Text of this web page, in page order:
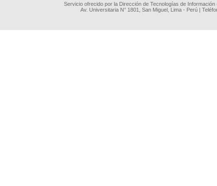
Servicio ofrecido por la Dirección de Tecnologías de
Av. Universitaria N° 1801, San Miguel, Lima - Perú |